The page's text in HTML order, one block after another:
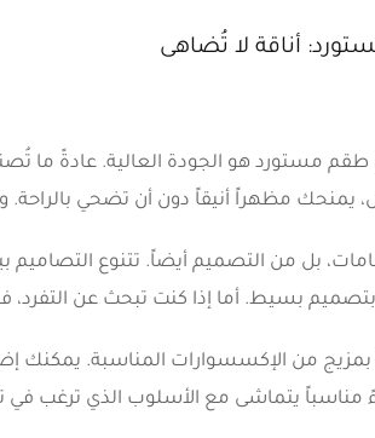
أناقة لا تُضاهى
طقم مستورد هو الجودة العالية. عادةً ما
يمنحك مظهراً أنيقاً دون أن تضحي
بل من التصميم أيضاً. تتنوع
بسيط. أما إذا كنت تبحث عن التفرد، فلا
بمزيج من الإكسسوارات المناسبة. يمكنك
مناسباً يتماشى مع الأسلوب الذي ترغب في